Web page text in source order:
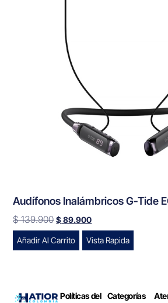
Audífonos Inalámbricos G-Tide
$139.900 $89.900
Añadir Al Carrito Vista Rapida
Políticas del
Categorías